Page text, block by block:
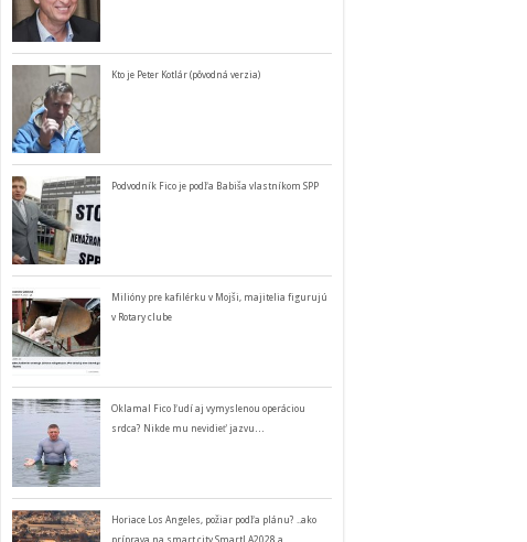
Kto je Peter Kotlár (pôvodná verzia)
Podvodník Fico je podľa Babiša vlastníkom SPP
Milióny pre kafilérku v Mojši, majitelia figurujú
v Rotary clube
Oklamal Fico ľudí aj vymyslenou operáciou
srdca? Nikde mu nevidieť jazvu…
Horiace Los Angeles, požiar podľa plánu? ..ako